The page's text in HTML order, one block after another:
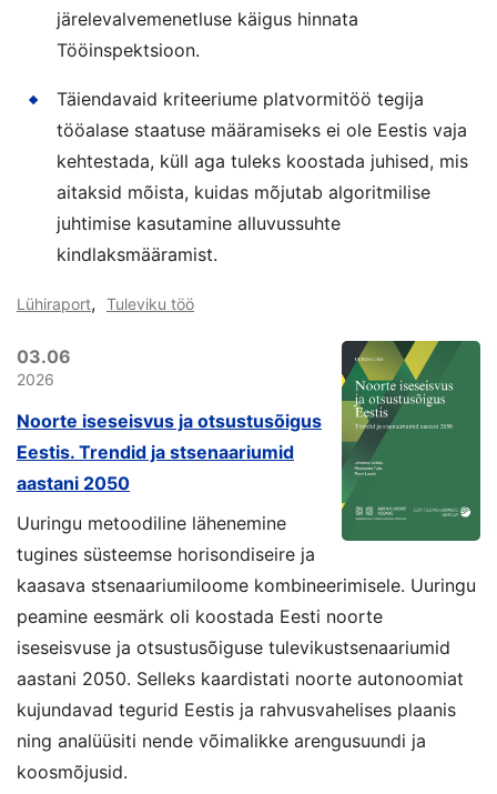
järelevalvemenetluse käigus hinnata
Tööinspektsioon.
Täiendavaid kriteeriume platvormitöö tegija
tööalase staatuse määramiseks ei ole Eestis vaja
kehtestada, küll aga tuleks koostada juhised, mis
aitaksid mõista, kuidas mõjutab algoritmilise
juhtimise kasutamine alluvussuhte
kindlaksmääramist.
Lühiraport, Tuleviku töö
03.06
2026
Noorte iseseisvus ja otsustusõigus
Eestis. Trendid ja stsenaariumid
aastani 2050
Uuringu metoodiline lähenemine
tugines süsteemse horisondiseire ja
kaasava stsenaariumiloome kombineerimisele. Uuringu
peamine eesmärk oli koostada Eesti noorte
iseseisvuse ja otsustusõiguse tulevikustsenaariumid
aastani 2050. Selleks kaardistati noorte autonoomiat
kujundavad tegurid Eestis ja rahvusvahelises plaanis
ning analüüsiti nende võimalikke arengusuundi ja
koosmõjusid.